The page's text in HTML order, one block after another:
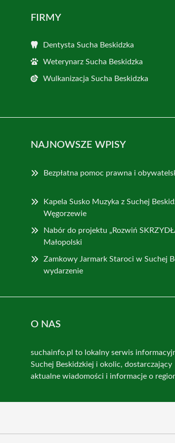
FIRMY
Dentysta Sucha Beskidzka
Weterynarz Sucha Beskidzka
Wulkanizacja Sucha Beskidzka
NAJNOWSZE WPISY
Bezpłatna pomoc prawna i
Kapela Susko Muzyka z Suchej
Węgorzewie
Nabór do projektu „Rozwiń
Małopolski
Zamkowy Jarmark Staroci w Suchej
wydarzenie
O NAS
suchainfo.pl to lokalny serwis
Suchej Beskidzkiej i okolic, dostarczający
aktualne wiadomości i informacje o